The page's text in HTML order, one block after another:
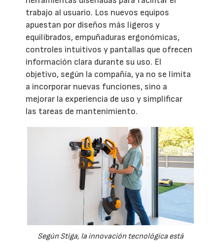
trabajo al usuario. Los nuevos equipos
apuestan por diseños más ligeros y
equilibrados, empuñaduras ergonómicas,
controles intuitivos y pantallas que ofrecen
información clara durante su uso. El
objetivo, según la compañía, ya no se limita
a incorporar nuevas funciones, sino a
mejorar la experiencia de uso y simplificar
las tareas de mantenimiento.
Según Stiga, la innovación tecnológica está